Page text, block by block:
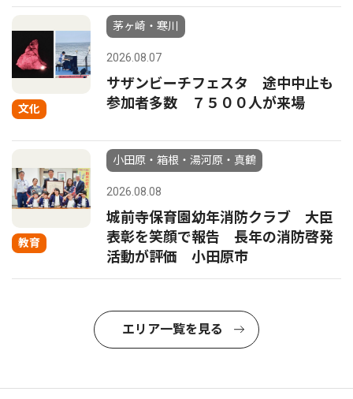
文化
茅ヶ崎・寒川
2026.08.07
サザンビーチフェスタ 途中中止も
参加者多数 ７５００人が来場
教育
小田原・箱根・湯河原・真鶴
2026.08.08
城前寺保育園幼年消防クラブ 大臣
表彰を笑顔で報告 長年の消防啓発
活動が評価 小田原市
エリア一覧を見る